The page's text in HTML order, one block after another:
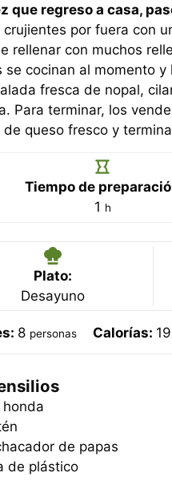
que regreso a casa,
crujientes por fuera con
rellenar con muchos
se cocinan al momento y
fresca de nopal,
Para terminar, los
de queso fresco y
Tiempo de
1 hora
h
Plato:
Desayuno
8 personas Calorías:
honda
de papas
de plástico